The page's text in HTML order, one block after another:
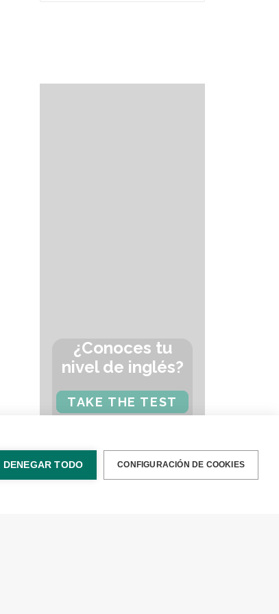
¿Conoces tu
nivel de inglés?
TAKE THE TEST
DENEGAR TODO CONFIGURACIÓN DE COOKIES